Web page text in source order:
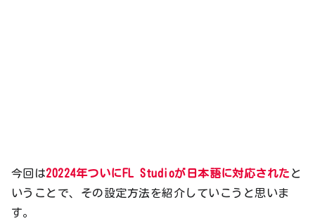
今回は20224年ついにFL Studioが日本語に対応された と
いうことで、その設定方法を紹介していこうと思いま
す。